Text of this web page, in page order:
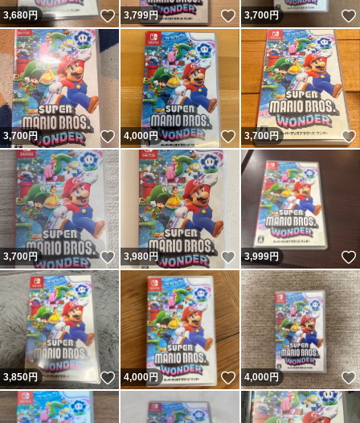
3,680円 いいね！
3,799円 いいね！
3,700円
3,700円 いいね！
4,000円 いいね！
3,700円
3,700円 いいね！
3,980円 いいね！
3,999円
3,850円 いいね！
4,000円 いいね！
4,000円